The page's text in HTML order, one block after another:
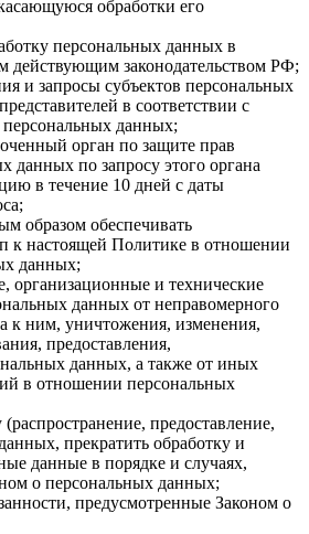
обработки его
персональных данных в
действующим законодательством РФ;
и запросы субъектов персональных
в соответствии с
данных;
орган по защите прав
данных по запросу этого органа
в течение 10 дней с даты
образом обеспечивать
к настоящей Политике в отношении
данных;
и технические
данных от неправомерного
к ним, уничтожения, изменения,
предоставления,
данных, а также от иных
в отношении персональных
предоставление,
прекратить обработку и
данные в порядке и случаях,
о персональных данных;
предусмотренные Законом о